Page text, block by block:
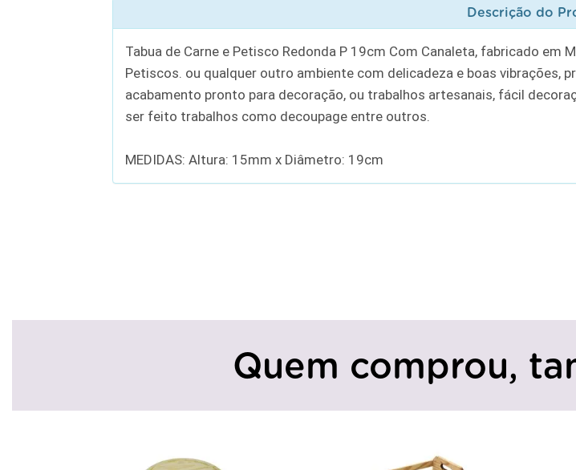
Descrição do
Tabua de Carne e Petisco Redonda P 19cm Com Canaleta, fabricado em
Petiscos. ou qualquer outro ambiente com delicadeza e boas vibrações,
acabamento pronto para decoração, ou trabalhos artesanais, fácil
ser feito trabalhos como decoupage entre outros.
MEDIDAS: Altura: 15mm x Diâmetro: 19cm
Quem comprou,